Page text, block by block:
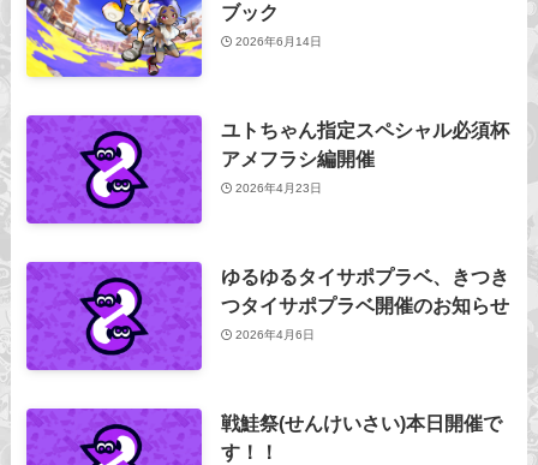
ブック
2026年6月14日
ユトちゃん指定スペシャル必須杯
アメフラシ編開催
2026年4月23日
ゆるゆるタイサポプラベ、きつき
つタイサポプラベ開催のお知らせ
2026年4月6日
戦鮭祭(せんけいさい)本日開催で
す！！